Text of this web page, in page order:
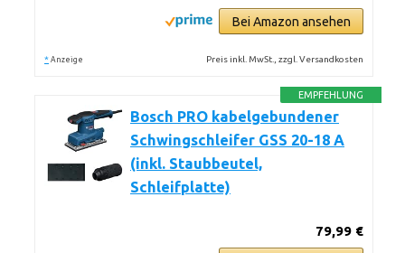
Bei Amazon ansehen
* Anzeige Preis inkl. MwSt., zzgl. Versandkosten
EMPFEHLUNG
Bosch PRO kabelgebundener
Schwingschleifer GSS 20-18 A
(inkl. Staubbeutel,
Schleifplatte)
79,99 €